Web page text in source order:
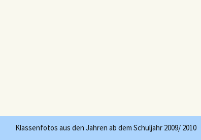
Klassenfotos aus den Jahren ab dem Schuljahr 2009/ 2010